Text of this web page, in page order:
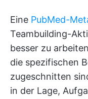
Eine PubMed-
Teambuilding-
besser zu
die spezifischen
zugeschnitten
in der Lage,